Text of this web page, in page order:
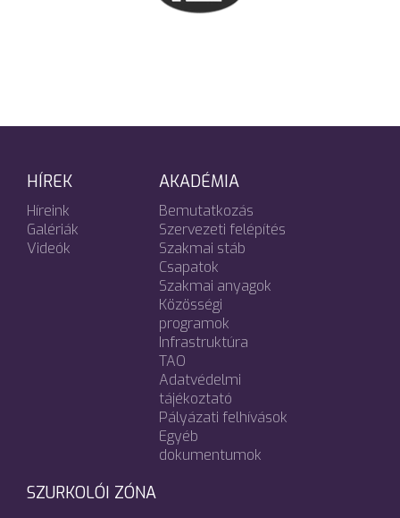
HÍREK
Híreink
Galériák
Videók
AKADÉMIA
Bemutatkozás
Szervezeti felépítés
Szakmai stáb
Csapatok
Szakmai anyagok
Közösségi
programok
Infrastruktúra
TAO
Adatvédelmi
tájékoztató
Pályázati felhívások
Egyéb
dokumentumok
SZURKOLÓI ZÓNA